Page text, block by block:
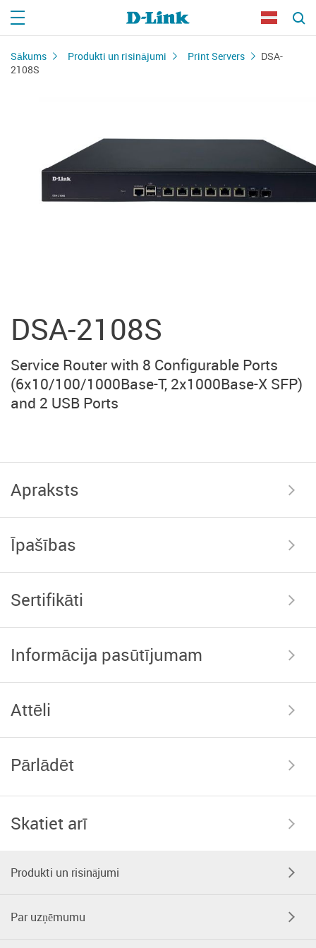
Sākums Produkti un risinājumi Print Servers
DSA-
2108S
DSA-2108S
Service Router with 8 Configurable Ports
(6x10/100/1000Base-T, 2x1000Base-X SFP)
and 2 USB Ports
Apraksts
Īpašības
Sertifikāti
Informācija pasūtījumam
Attēli
Pārlādēt
Skatiet arī
Produkti un risinājumi
Par uzņēmumu